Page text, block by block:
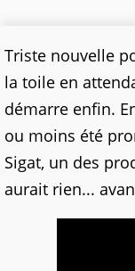
Triste nouvelle
la toile en
démarre enfin.
ou moins été
Sigat, un des
aurait rien...